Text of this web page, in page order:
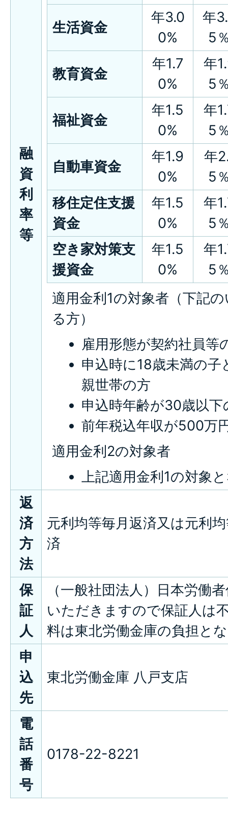
融
資
利
率
等
生活資金
年3.0
0%
年
5
教育資金
年1.7
0%
年
5
福祉資金
年1.5
0%
年
5
自動車資金
年1.9
0%
年
5
移住定住支援
資金
年1.5
0%
年
5
空き家対策支
援資金
年1.5
0%
年
5
適用金利1の対象者（下記
る方）
雇用形態が契約社員等
申込時に18歳未満の
親世帯の方
申込時年齢が30歳以下
前年税込年収が500万
適用金利2の対象者
上記適用金利1の対象
返
済
方
法
元利均等毎月返済又は元利
済
保
証
人
（一般社団法人）日本労働
いただきますので保証人は
料は東北労働金庫の負担と
申
込
先
東北労働金庫 八戸支店
電
話
番
号
0178-22-8221